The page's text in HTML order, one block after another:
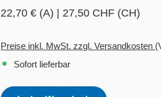
22,70 € (A) | 27,50 CHF (CH)
Preise inkl. MwSt. zzgl. Versandkosten
Sofort lieferbar